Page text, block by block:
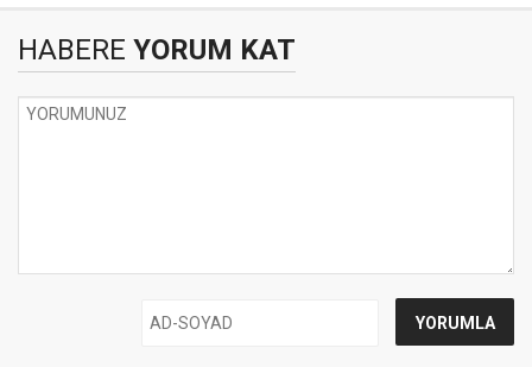
HABERE YORUM KAT